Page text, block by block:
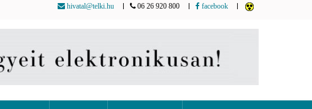
hivatal@telki.hu 06 26 920 800 facebook